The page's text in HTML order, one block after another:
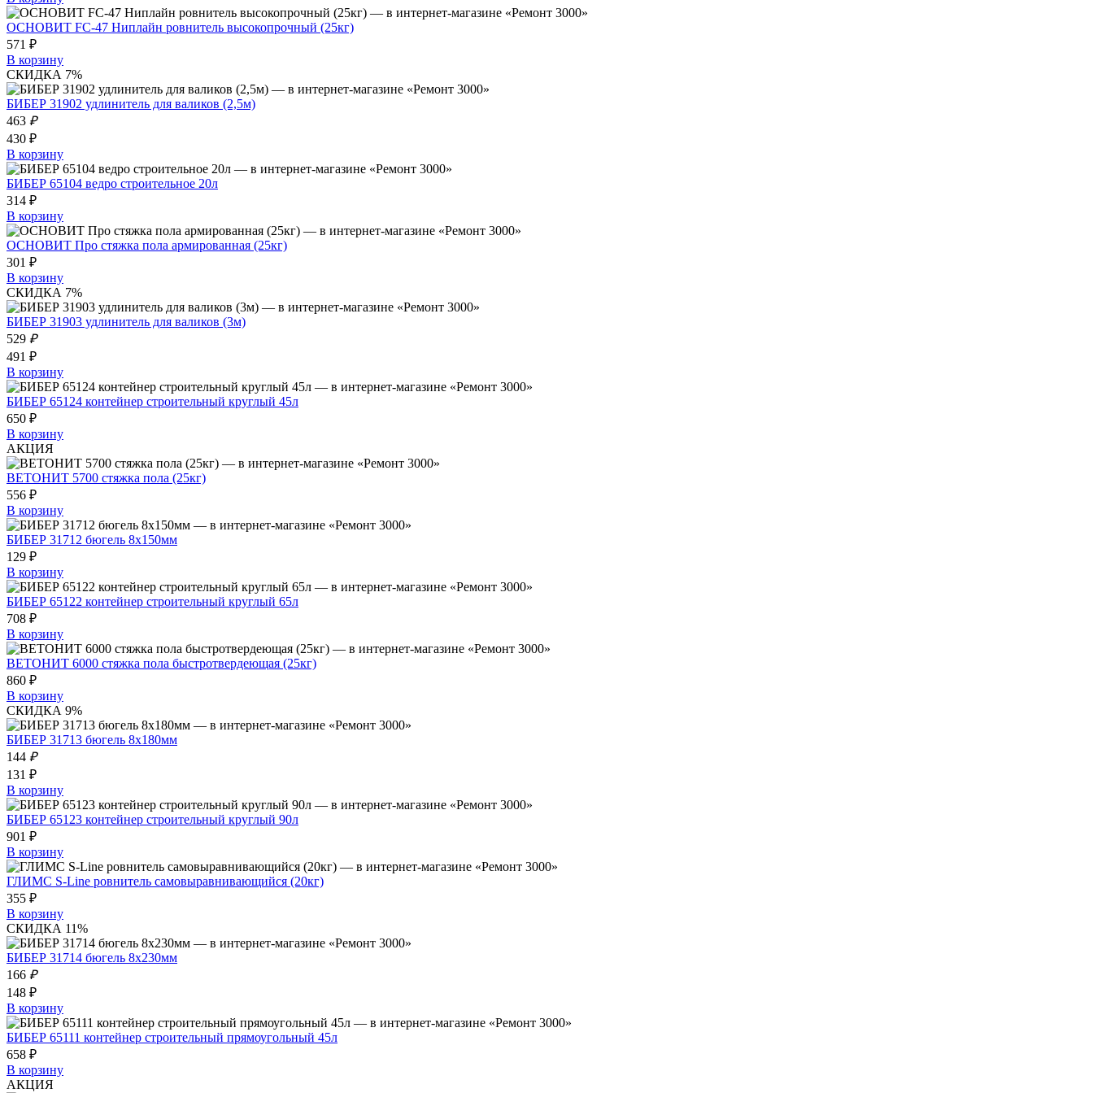
ОСНОВИТ FC-47 Ниплайн ровнитель высокопрочный (25кг)
571 ₽
В корзину
СКИДКА 7%
БИБЕР 31902 удлинитель для валиков (2,5м)
463 ₽
430 ₽
В корзину
БИБЕР 65104 ведро строительное 20л
314 ₽
В корзину
ОСНОВИТ Про стяжка пола армированная (25кг)
301 ₽
В корзину
СКИДКА 7%
БИБЕР 31903 удлинитель для валиков (3м)
529 ₽
491 ₽
В корзину
БИБЕР 65124 контейнер строительный круглый 45л
650 ₽
В корзину
АКЦИЯ
ВЕТОНИТ 5700 стяжка пола (25кг)
556 ₽
В корзину
БИБЕР 31712 бюгель 8х150мм
129 ₽
В корзину
БИБЕР 65122 контейнер строительный круглый 65л
708 ₽
В корзину
ВЕТОНИТ 6000 стяжка пола быстротвердеющая (25кг)
860 ₽
В корзину
СКИДКА 9%
БИБЕР 31713 бюгель 8х180мм
144 ₽
131 ₽
В корзину
БИБЕР 65123 контейнер строительный круглый 90л
901 ₽
В корзину
ГЛИМС S-Line ровнитель самовыравнивающийся (20кг)
355 ₽
В корзину
СКИДКА 11%
БИБЕР 31714 бюгель 8х230мм
166 ₽
148 ₽
В корзину
БИБЕР 65111 контейнер строительный прямоугольный 45л
658 ₽
В корзину
АКЦИЯ